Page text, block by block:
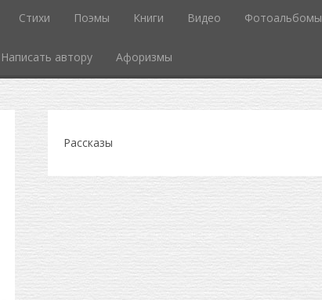
Стихи Поэмы Книги Видео Фотоальбомы
Написать автору Афоризмы
Рассказы